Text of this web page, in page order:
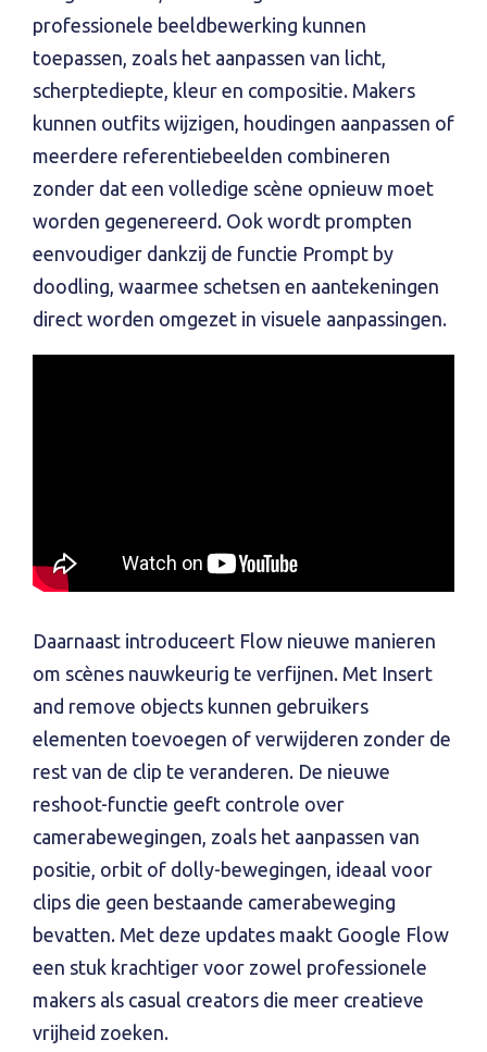
professionele beeldbewerking kunnen
toepassen, zoals het aanpassen van licht,
scherptediepte, kleur en compositie. Makers
kunnen outfits wijzigen, houdingen aanpassen of
meerdere referentiebeelden combineren
zonder dat een volledige scène opnieuw moet
worden gegenereerd. Ook wordt prompten
eenvoudiger dankzij de functie Prompt by
doodling, waarmee schetsen en aantekeningen
direct worden omgezet in visuele aanpassingen.
Daarnaast introduceert Flow nieuwe manieren
om scènes nauwkeurig te verfijnen. Met Insert
and remove objects kunnen gebruikers
elementen toevoegen of verwijderen zonder de
rest van de clip te veranderen. De nieuwe
reshoot-functie geeft controle over
camerabewegingen, zoals het aanpassen van
positie, orbit of dolly-bewegingen, ideaal voor
clips die geen bestaande camerabeweging
bevatten. Met deze updates maakt Google Flow
een stuk krachtiger voor zowel professionele
makers als casual creators die meer creatieve
vrijheid zoeken.